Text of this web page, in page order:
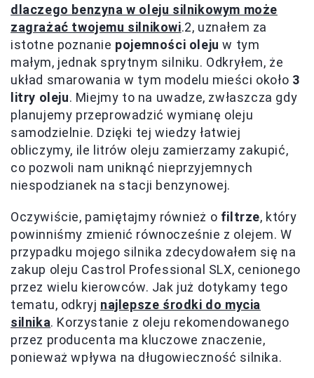
dlaczego benzyna w oleju silnikowym może
zagrażać twojemu silnikowi.2, uznałem za
istotne poznanie pojemności oleju w tym
małym, jednak sprytnym silniku. Odkryłem, że
układ smarowania w tym modelu mieści około 3
litry oleju. Miejmy to na uwadze, zwłaszcza gdy
planujemy przeprowadzić wymianę oleju
samodzielnie. Dzięki tej wiedzy łatwiej
obliczymy, ile litrów oleju zamierzamy zakupić,
co pozwoli nam uniknąć nieprzyjemnych
niespodzianek na stacji benzynowej.
Oczywiście, pamiętajmy również o filtrze, który
powinniśmy zmienić równocześnie z olejem. W
przypadku mojego silnika zdecydowałem się na
zakup oleju Castrol Professional SLX, cenionego
przez wielu kierowców. Jak już dotykamy tego
tematu, odkryj najlepsze środki do mycia
silnika. Korzystanie z oleju rekomendowanego
przez producenta ma kluczowe znaczenie,
ponieważ wpływa na długowieczność silnika.